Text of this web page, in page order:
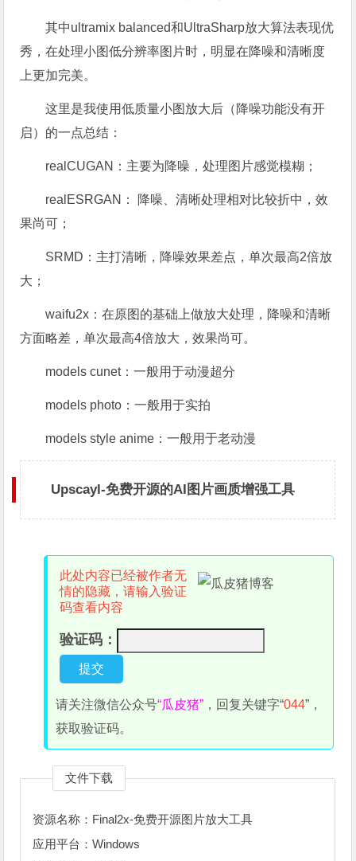
其中ultramix balanced和UltraSharp放大算法表现优
秀，在处理小图低分辨率图片时，明显在降噪和清晰度
上更加完美。
这里是我使用低质量小图放大后（降噪功能没有开
启）的一点总结：
realCUGAN：主要为降噪，处理图片感觉模糊；
realESRGAN： 降噪、清晰处理相对比较折中，效
果尚可；
SRMD：主打清晰，降噪效果差点，单次最高2倍放
大；
waifu2x：在原图的基础上做放大处理，降噪和清晰
方面略差，单次最高4倍放大，效果尚可。
models cunet：一般用于动漫超分
models photo：一般用于实拍
models style anime：一般用于老动漫
Upscayl-免费开源的AI图片画质增强工具
此处内容已经被作者无
情的隐藏，请输入验证
码查看内容
验证码：
请关注微信公众号“瓜皮猪” ，回复关键字“044”，
获取验证码。
文件下载
资源名称：Final2x-免费开源图片放大工具
应用平台：Windows